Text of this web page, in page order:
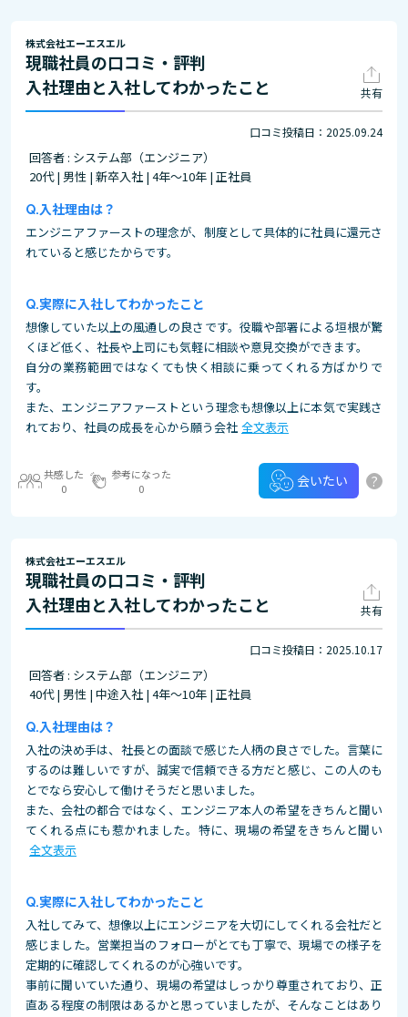
株式会社エーエスエル
現職社員の口コミ・評判
入社理由と入社してわかったこと
共有
口コミ投稿日：2025.09.24
回答者 : システム部（エンジニア）
20代 | 男性 | 新卒入社 | 4年～10年 | 正社員
入社理由は？
エンジニアファーストの理念が、制度として具体的に社員に還元さ
れていると感じたからです。
実際に入社してわかったこと
想像していた以上の風通しの良さです。役職や部署による垣根が驚
くほど低く、社長や上司にも気軽に相談や意見交換ができます。
自分の業務範囲ではなくても快く相談に乗ってくれる方ばかりで
す。
また、エンジニアファーストという理念も想像以上に本気で実践さ
れており、社員の成長を心から願う会社 全文表示
共感した
0
参考になった
0
会いたい ?
株式会社エーエスエル
現職社員の口コミ・評判
入社理由と入社してわかったこと
共有
口コミ投稿日：2025.10.17
回答者 : システム部（エンジニア）
40代 | 男性 | 中途入社 | 4年～10年 | 正社員
入社理由は？
入社の決め手は、社長との面談で感じた人柄の良さでした。言葉に
するのは難しいですが、誠実で信頼できる方だと感じ、この人のも
とでなら安心して働けそうだと思いました。
また、会社の都合ではなく、エンジニア本人の希望をきちんと聞い
てくれる点にも惹かれました。特に、現場の希望をきちんと聞い
全文表示
実際に入社してわかったこと
入社してみて、想像以上にエンジニアを大切にしてくれる会社だと
感じました。営業担当のフォローがとても丁寧で、現場での様子を
定期的に確認してくれるのが心強いです。
事前に聞いていた通り、現場の希望はしっかり尊重されており、正
直ある程度の制限はあるかと思っていましたが、そんなことはあり